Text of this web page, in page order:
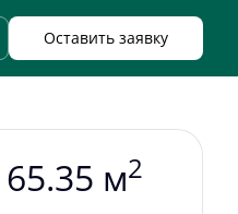
Оставить заявку
Забронировать
м2